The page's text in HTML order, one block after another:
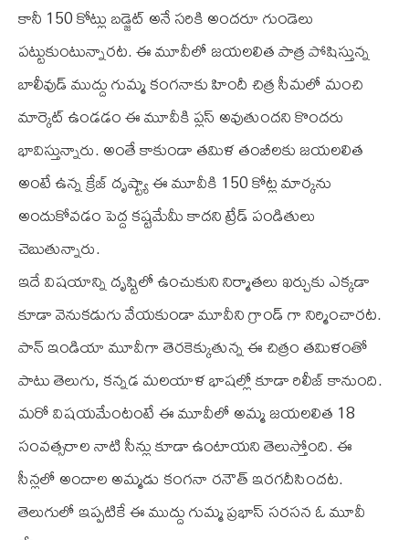
కానీ 150 కోట్లు బడ్జెట్ అనే సరికి అందరూ గుండెలు
పట్టుకుంటున్నారట. ఈ మూవీలో జయలలిత పాత్ర పోషిస్తున్న
బాలీవుడ్ ముద్దు గుమ్మ కంగనాకు హిందీ చిత్ర సీమలో మంచి
మార్కెట్ ఉండడం ఈ మూవీకి ప్లస్ అవుతుందని కొందరు
భావిస్తున్నారు. అంతే కాకుండా తమిళ తంబీలకు జయలలిత
అంటే ఉన్న క్రేజ్ దృష్ట్యా ఈ మూవీకి 150 కోట్ల మార్కను
అందుకోవడం పెద్ద కష్టమేమీ కాదని ట్రేడ్ పండితులు
చెబుతున్నారు.
ఇదే విషయాన్ని దృష్టిలో ఉంచుకుని నిర్మాతలు ఖర్చుకు ఎక్కడా
కూడా వెనుకడుగు వేయకుండా మూవీని గ్రాండ్ గా నిర్మించారట.
పాన్ ఇండియా మూవీగా తెరకెక్కుతున్న ఈ చిత్రం తమిళంతో
పాటు తెలుగు, కన్నడ మలయాళ భాషల్లో కూడా రిలీజ్ కానుంది.
మరో విషయమేంటంటే ఈ మూవీలో అమ్మ జయలలిత 18
సంవత్సరాల నాటి సీన్లు కూడా ఉంటాయని తెలుస్తోంది. ఈ
సీన్లలో అందాల అమ్మడు కంగనా రనౌత్ ఇరగదీసిందట.
తెలుగులో ఇప్పటికే ఈ ముద్దు గుమ్మ ప్రభాస్ సరసన ఓ మూవీ